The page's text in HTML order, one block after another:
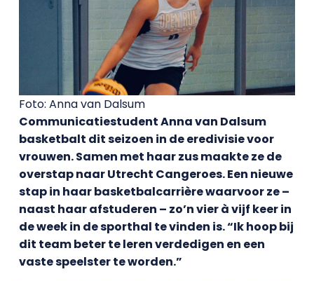
Foto: Anna van Dalsum
Communicatiestudent Anna van Dalsum
basketbalt dit seizoen in de eredivisie voor
vrouwen. Samen met haar zus maakte ze de
overstap naar Utrecht Cangeroes. Een nieuwe
stap in haar basketbalcarrière waarvoor ze –
naast haar afstuderen – zo’n vier à vijf keer in
de week in de sporthal te vinden is. “Ik hoop bij
dit team beter te leren verdedigen en een
vaste speelster te worden.”